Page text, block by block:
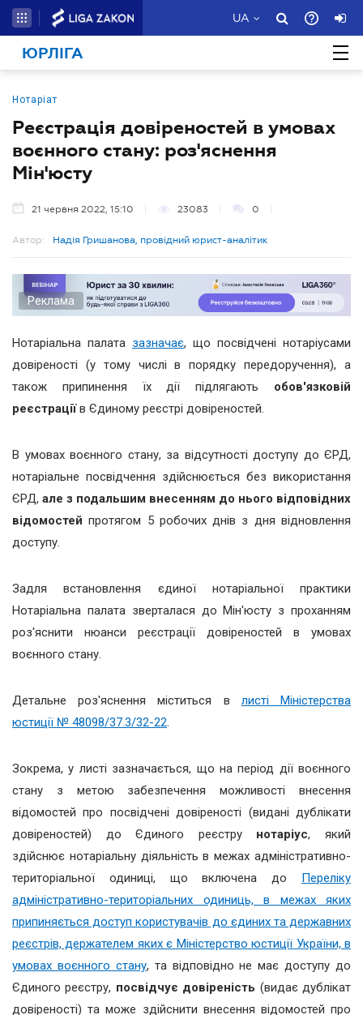
UA
ЮРЛІГА
Нотаріат
Реєстрація довіреностей в умовах
воєнного стану: роз'яснення
Мін'юсту
21 червня 2022, 15:10 23083 0
Автор: Надія Гришанова, провідний юрист-аналітик
Реклама
Нотаріальна палата зазначає, що посвідчені нотаріусами
довіреності (у тому числі в порядку передоручення), а
також припинення їх дії підлягають обов'язковій
реєстраціїв Єдиному реєстрі довіреностей.
В умовах воєнного стану, за відсутності доступу до ЄРД,
нотаріальне посвідчення здійснюється без використання
ЄРД, але з подальшим внесенням до нього відповідних
відомостей протягом 5 робочих днів з дня відновлення
доступу.
Задля встановлення єдиної нотаріальної практики
Нотаріальна палата зверталася до Мін'юсту з проханням
роз'яснити нюанси реєстрації довіреностей в умовах
воєнного стану.
Детальне роз'яснення міститься в листі Міністерства
юстиції № 48098/37.3/32-22.
Зокрема, у листі зазначається, що на період дії воєнного
стану з метою забезпечення можливості внесення
відомостей про посвідчені довіреності (видані дублікати
довіреностей) до Єдиного реєстру нотаріус, який
здійснює нотаріальну діяльність в межах адміністративно-
територіальної одиниці, що включена до Переліку
адміністративно-територіальних одиниць, в межах яких
припиняється доступ користувачів до єдиних та державних
реєстрів, держателем яких є Міністерство юстиції України, в
умовах воєнного стану, та відповідно не має доступу до
Єдиного реєстру, посвідчує довіреність (видає дублікат
довіреності) та може здійснити внесення відомостей про